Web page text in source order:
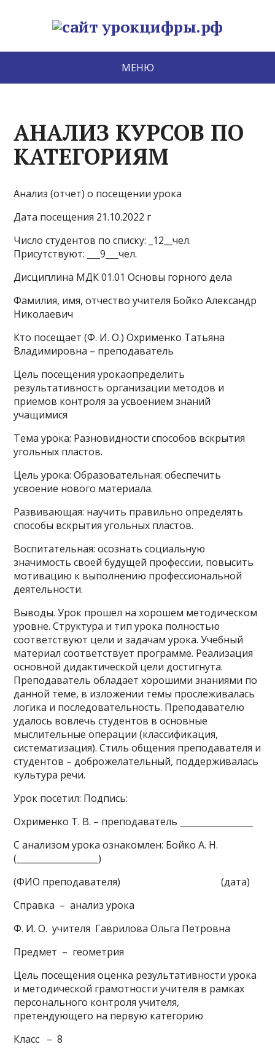
МЕНЮ
АНАЛИЗ КУРСОВ ПО
КАТЕГОРИЯМ
Анализ (отчет) о посещении урока
Дата посещения 21.10.2022 г
Число студентов по списку: _12__чел.
Присутствуют: ___9___чел.
Дисциплина МДК 01.01 Основы горного дела
Фамилия, имя, отчество учителя Бойко Александр
Николаевич
Кто посещает (Ф. И. О.) Охрименко Татьяна
Владимировна – преподаватель
Цель посещения урокаопределить
результативность организации методов и
приемов кон­троля за усвоением знаний
учащимися
Тема урока: Разновидности способов вскрытия
угольных пластов.
Цель урока: Образовательная: обеспечить
усвоение нового материала.
Развивающая: научить правильно определять
способы вскрытия угольных пластов.
Воспитательная: осознать социальную
значимость своей будущей профессии, повысить
мотивацию к выполнению профессиональной
деятельности.
Выводы. Урок прошел на хорошем методическом
уровне. Структура и тип урока полностью
соответствуют цели и задачам урока. Учебный
материал соответствует программе. Реализация
основной дидактической цели достигнута.
Преподаватель обладает хорошими знаниями по
данной теме, в изложении темы прослеживалась
логика и последовательность. Преподавателю
удалось вовлечь студентов в основные
мыслительные операции (классификация,
систематизация). Стиль общения преподавателя и
студентов – доброжелательный, поддерживалась
культура речи.
Урок посетил: Подпись:
Охрименко Т. В. – преподаватель _________________
С анализом урока ознакомлен: Бойко А. Н.
(___________________)
(ФИО преподавателя) (дата)
Справка – анализ урока
Ф. И. О. учителя Гаврилова Ольга Петровна
Предмет – геометрия
Цель посещения оценка результативности урока
и методической грамотности учителя в рамках
персонального контроля учителя,
претендующего на первую категорию
Класс – 8